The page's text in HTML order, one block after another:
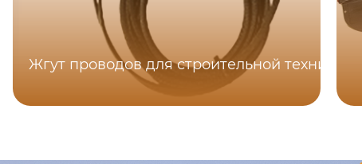
Жгут проводов для строительной техники